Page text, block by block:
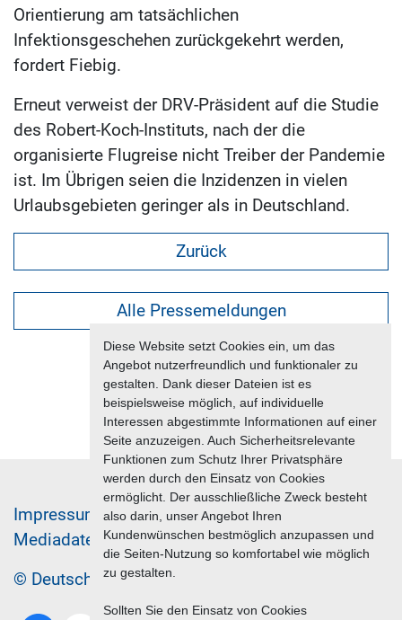
Diese Website setzt Cookies ein, um das
Angebot nutzerfreundlich und funktionaler zu
gestalten. Dank dieser Dateien ist es
beispielsweise möglich, auf individuelle
Interessen abgestimmte Informationen auf einer
Seite anzuzeigen. Auch Sicherheitsrelevante
Funktionen zum Schutz Ihrer Privatsphäre
werden durch den Einsatz von Cookies
ermöglicht. Der ausschließliche Zweck besteht
also darin, unser Angebot Ihren
Kundenwünschen bestmöglich anzupassen und
die Seiten-Nutzung so komfortabel wie möglich
zu gestalten.
Sollten Sie den Einsatz von Cookies
Orientierung am tatsächlichen
Infektionsgeschehen zurückgekehrt werden,
fordert Fiebig.
Erneut verweist der DRV-Präsident auf die Studie
des Robert-Koch-Instituts, nach der die
organisierte Flugreise nicht Treiber der Pandemie
ist. Im Übrigen seien die Inzidenzen in vielen
Urlaubsgebieten geringer als in Deutschland.
Zurück
Alle Pressemeldungen
Im­pres­sum & Da­ten­schutz
Me­di­a­da­ten & Mar­ke­ting­leis­tun­gen
Jobs
© Deutscher Reiseverband 2026